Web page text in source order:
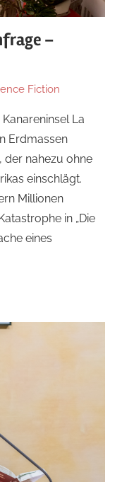
–
Fiction
La
Erdmassen
der nahezu ohne
einschlägt.
Millionen
in „Die
eines